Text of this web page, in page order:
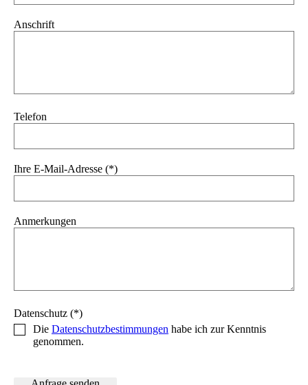
Anschrift
Telefon
Ihre E-Mail-Adresse (*)
Anmerkungen
Datenschutz (*)
Die Datenschutzbestimmungen habe ich zur Kenntnis
genommen.